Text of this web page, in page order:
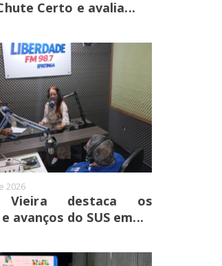
Certo e avalia...
2026
Vieira destaca os
avanços do SUS em...